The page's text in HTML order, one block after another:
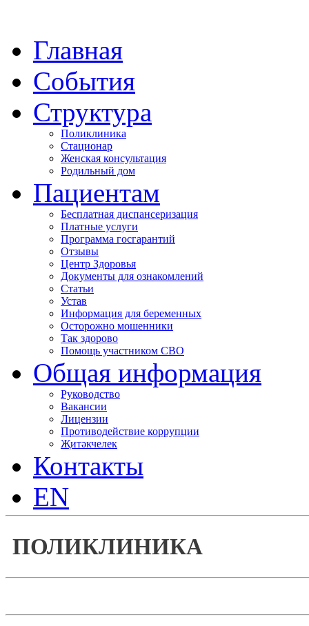
Главная
События
Структура
Поликлиника
Стационар
Женская консультация
Родильный дом
Пациентам
Бесплатная диспансеризация
Платные услуги
Программа госгарантий
Отзывы
Центр Здоровья
Документы для ознакомлений
Статьи
Устав
Информация для беременных
Осторожно мошенники
Так здорово
Помощь участником СВО
Общая информация
Руководство
Вакансии
Лицензии
Противодействие коррупции
Җитәкчелек
Контакты
EN
ПОЛИКЛИНИКА